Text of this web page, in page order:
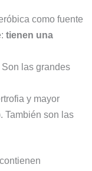
como fuente
tienen una
las grandes
y mayor
También son las